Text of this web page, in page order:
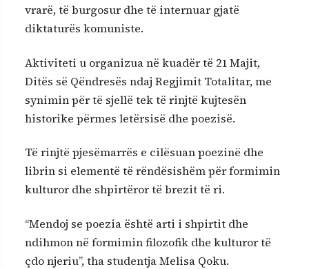
vrarë, të burgosur dhe të internuar gjatë
diktaturës komuniste.
Aktiviteti u organizua në kuadër të 21 Majit,
Ditës së Qëndresës ndaj Regjimit Totalitar, me
synimin për të sjellë tek të rinjtë kujtesën
historike përmes letërsisë dhe poezisë.
Të rinjtë pjesëmarrës e cilësuan poezinë dhe
librin si elementë të rëndësishëm për formimin
kulturor dhe shpirtëror të brezit të ri.
“Mendoj se poezia është arti i shpirtit dhe
ndihmon në formimin filozofik dhe kulturor të
çdo njeriu”, tha studentja Melisa Qoku.